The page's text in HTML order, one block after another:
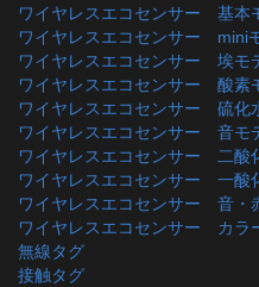
ワイヤレスエコセンサー 基本
ワイヤレスエコセンサー mini
ワイヤレスエコセンサー 埃モ
ワイヤレスエコセンサー 酸素
ワイヤレスエコセンサー 硫化
ワイヤレスエコセンサー 音モ
ワイヤレスエコセンサー 二酸
ワイヤレスエコセンサー 一酸
ワイヤレスエコセンサー 音・
ワイヤレスエコセンサー カラ
無線タグ
接触タグ